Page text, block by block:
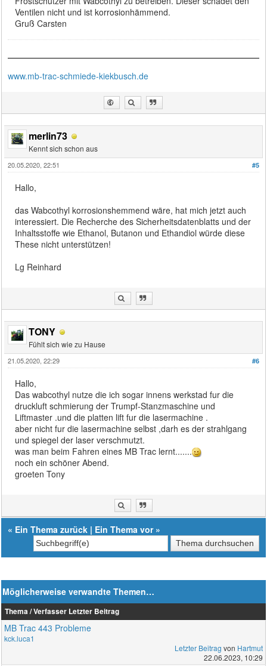
Ventilen nicht und ist korrosionhämmend.
Gruß Carsten
www.mb-trac-schmiede-kiekbusch.de
merlin73
Kennt sich schon aus
#5
20.05.2020, 22:51
Hallo,
das Wabcothyl korrosionshemmend wäre, hat mich jetzt auch
interessiert. Die Recherche des Sicherheitsdatenblatts und der
Inhaltsstoffe wie Ethanol, Butanon und Ethandiol würde diese
These nicht unterstützen!
Lg Reinhard
TONY
Fühlt sich wie zu Hause
#6
21.05.2020, 22:29
Hallo,
Das wabcothyl nutze die ich sogar innens werkstad fur die
druckluft schmierung der Trumpf-Stanzmaschine und
Liftmaster .und die platten lift fur die lasermachine .
aber nicht fur die lasermachine selbst ,darh es der strahlgang
und spiegel der laser verschmutzt.
was man beim Fahren eines MB Trac lernt.......
noch ein schöner Abend.
groeten Tony
« Ein Thema zurück | Ein Thema vor»
Möglicherweise verwandte Themen…
Thema / Verfasser Letzter Beitrag
MB Trac 443 Probleme
kck.luca1
Letzter Beitrag von Hartmut
22.06.2023, 10:29